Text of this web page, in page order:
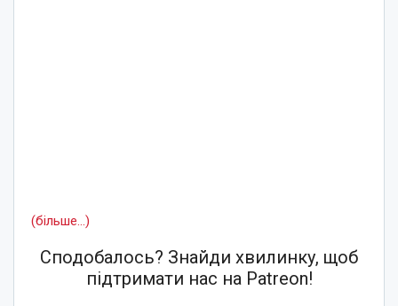
(більше…)
Сподобалось? Знайди хвилинку, щоб
підтримати нас на Patreon!